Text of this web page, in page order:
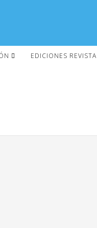
EDICIONES REVISTA